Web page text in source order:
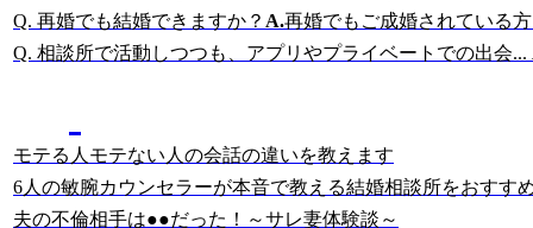
Q. 再婚でも結婚できますか？ A.再婚でもご成婚されている
Q. 相談所で活動しつつも、アプリやプライベートでの出会...
モテる人モテない人の会話の違いを教えます
6人の敏腕カウンセラーが本音で教える結婚相談所をおすす
夫の不倫相手は●●だった！～サレ妻体験談～